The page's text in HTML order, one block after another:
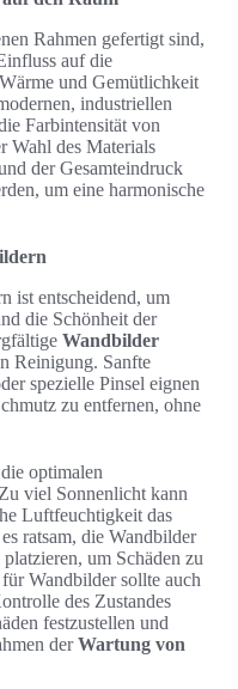
Rahmen gefertigt sind,
auf die
und Gemütlichkeit
industriellen
Farbintensität von
Wahl des Materials
der Gesamteindruck
um eine harmonische
ist entscheidend, um
die Schönheit der
Wandbilder
Reinigung. Sanfte
spezielle Pinsel eignen
zu entfernen, ohne
optimalen
viel Sonnenlicht kann
Luftfeuchtigkeit das
ratsam, die Wandbilder
um Schäden zu
für Wandbilder sollte auch
des Zustandes
festzustellen und
derWartung von